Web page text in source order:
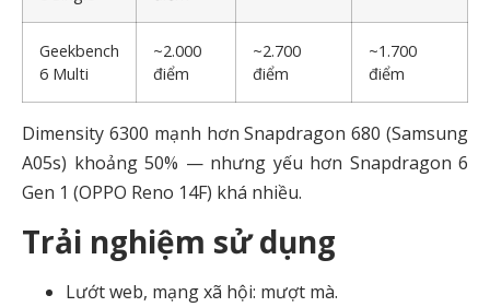
Geekbench
6 Multi
~2.000
điểm
~2.700
điểm
~1.700
điểm
Dimensity 6300 mạnh hơn Snapdragon 680 (Samsung
A05s) khoảng 50% — nhưng yếu hơn Snapdragon 6
Gen 1 (OPPO Reno 14F) khá nhiều.
Trải nghiệm sử dụng
Lướt web, mạng xã hội: mượt mà.